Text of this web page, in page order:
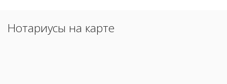
Нотариусы на карте